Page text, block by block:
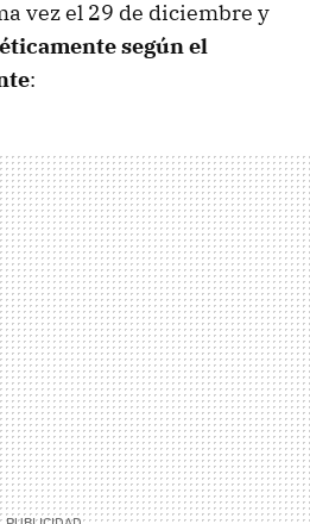
vez el 29 de diciembre y
según el
: